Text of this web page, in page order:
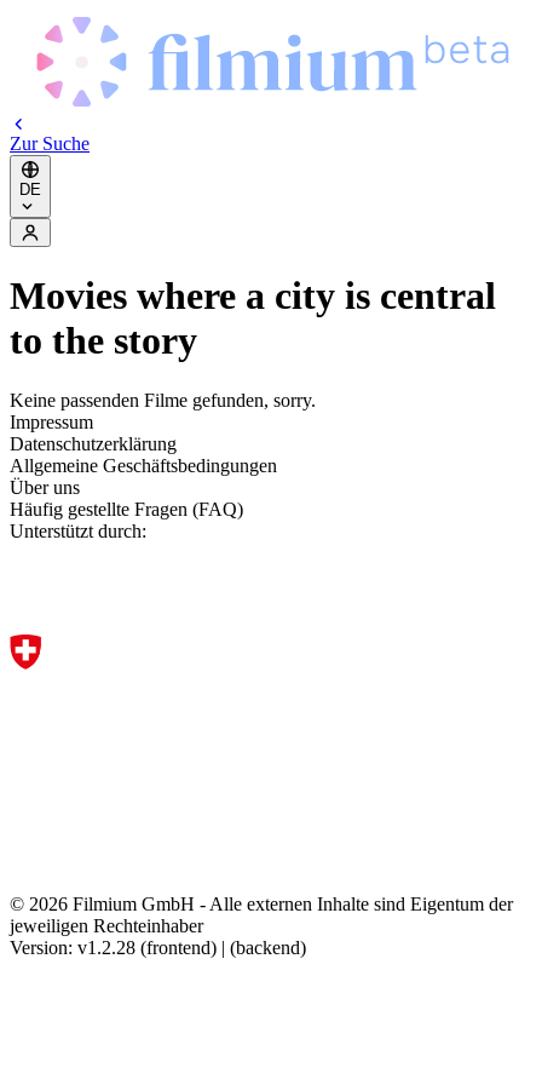
Zur Suche
DE
Movies where a city is central
to the story
Keine passenden Filme gefunden, sorry.
Impressum
Datenschutzerklärung
Allgemeine Geschäftsbedingungen
Über uns
Häufig gestellte Fragen (FAQ)
Unterstützt durch:
© 2026 Filmium GmbH - Alle externen Inhalte sind Eigentum der
jeweiligen Rechteinhaber
Version: v1.2.28 (frontend) | (backend)